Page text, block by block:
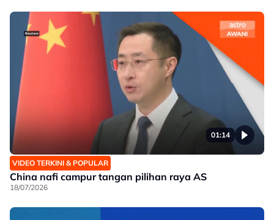
01:14
VIDEO TERKINI & POPULAR
China nafi campur tangan pilihan raya AS
18/07/2026